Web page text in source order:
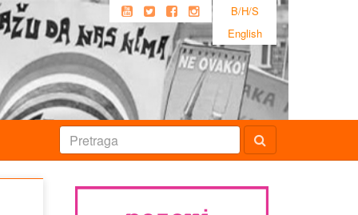
B/H/S
English